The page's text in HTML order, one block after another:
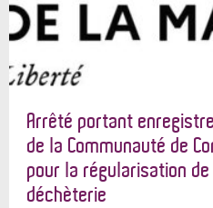
Arrêté portant
de la Communauté de
pour la régularisation
déchèterie